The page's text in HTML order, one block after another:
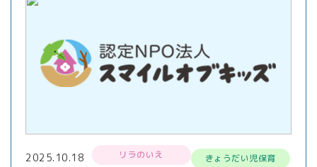
2025.10.18 リラのいえ
きょうだい児保育